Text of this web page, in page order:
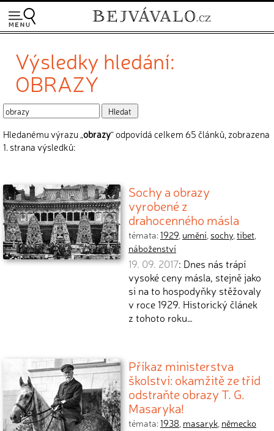
Výsledky hledání:
OBRAZY
Hledanému výrazu „obrazy“ odpovídá celkem 65 článků, zobrazena
1. strana výsledků:
Sochy a obrazy
vyrobené z
drahocenného másla
témata:1929, umění, sochy,tibet,
náboženství
19. 09. 2017: Dnes nás trápí
vysoké ceny másla, stejně jako
si na to hospodyňky stěžovaly
v roce 1929. Historický článek
z tohoto roku…
Příkaz ministerstva
školství: okamžitě ze tříd
odstraňte obrazy T. G.
Masaryka!
témata:1938, masaryk, německo